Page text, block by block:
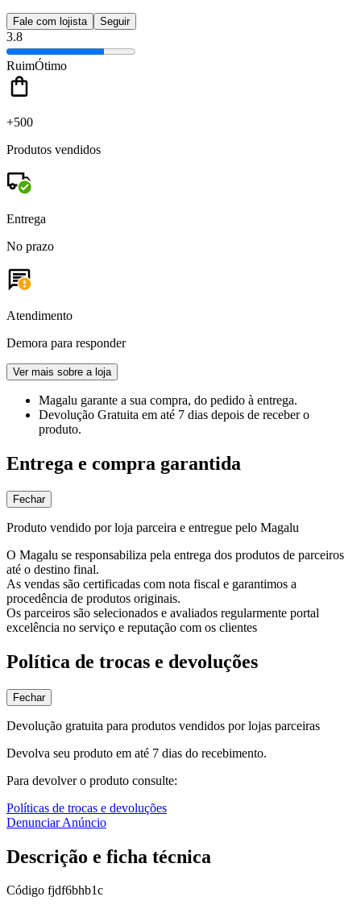
Fale com lojista Seguir
3.8
RuimÓtimo
+500
Produtos vendidos
Entrega
No prazo
Atendimento
Demora para responder
Ver mais sobre a loja
Magalu garante a sua compra, do pedido à entrega.
Devolução Gratuita em até 7 dias depois de receber o
produto.
Entrega e compra garantida
Fechar
Produto vendido por loja parceira e entregue pelo Magalu
O Magalu se responsabiliza pela entrega dos produtos de parceiros
até o destino final.
As vendas são certificadas com nota fiscal e garantimos a
procedência de produtos originais.
Os parceiros são selecionados e avaliados regularmente portal
excelência no serviço e reputação com os clientes
Política de trocas e devoluções
Fechar
Devolução gratuita para produtos vendidos por lojas parceiras
Devolva seu produto em até 7 dias do recebimento.
Para devolver o produto consulte:
Políticas de trocas e devoluções
Denunciar Anúncio
Descrição e ficha técnica
Código fjdf6bhb1c